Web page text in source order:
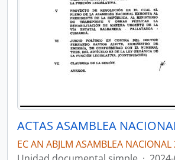
EC AN ABJLM ASAMBLEA